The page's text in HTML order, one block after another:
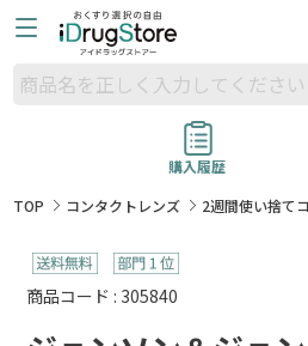
購入履歴
TOP
コンタクトレンズ 2週間使い捨て
商品コード : 305840